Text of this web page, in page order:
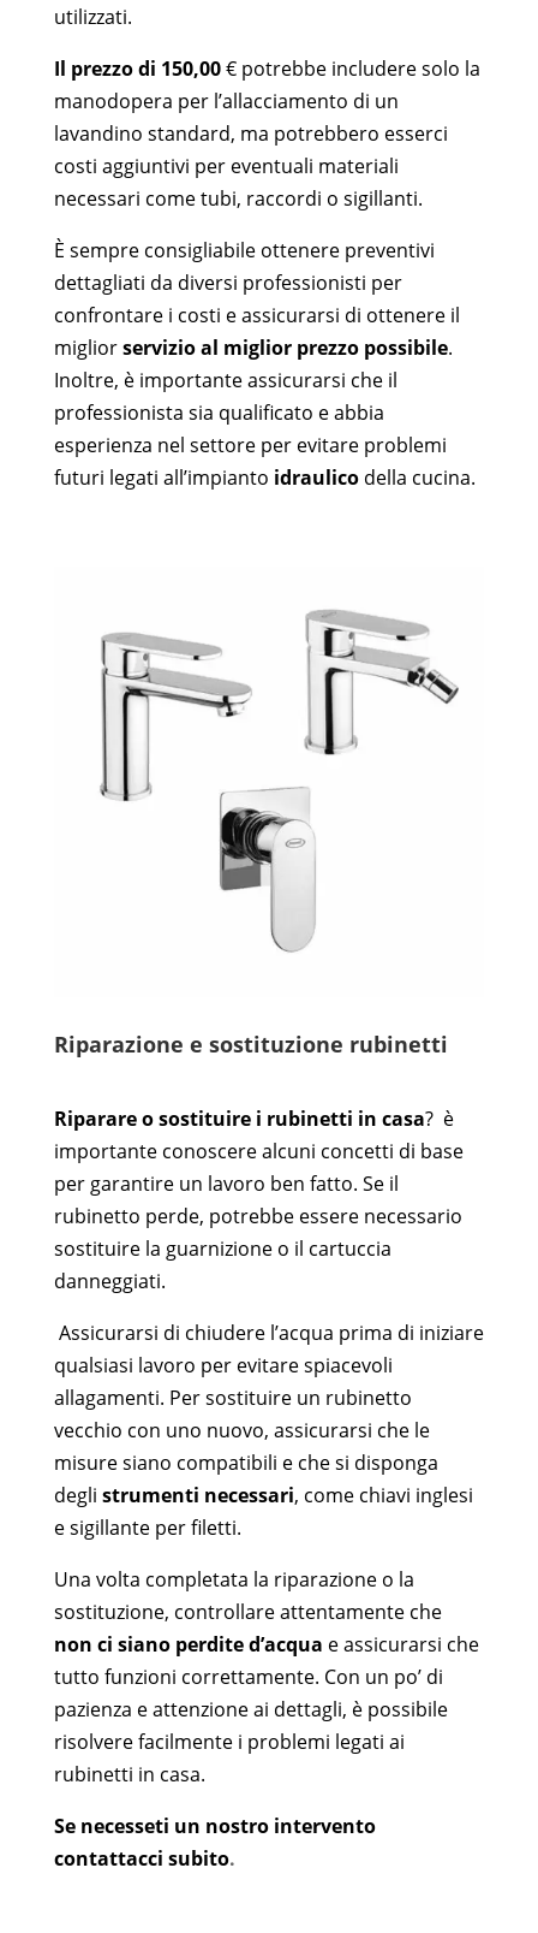
utilizzati.
Il prezzo di 150,00€ potrebbe includere solo la
manodopera per l’allacciamento di un
lavandino standard, ma potrebbero esserci
costi aggiuntivi per eventuali materiali
necessari come tubi, raccordi o sigillanti.
È sempre consigliabile ottenere preventivi
dettagliati da diversi professionisti per
confrontare i costi e assicurarsi di ottenere il
migliorservizio al miglior prezzo possibile.
Inoltre, è importante assicurarsi che il
professionista sia qualificato e abbia
esperienza nel settore per evitare problemi
futuri legati all’impianto idraulico della cucina.
Riparazione e sostituzione rubinetti
Riparare o sostituire i rubinetti in casa? è
importante conoscere alcuni concetti di base
per garantire un lavoro ben fatto. Se il
rubinetto perde, potrebbe essere necessario
sostituire la guarnizione o il cartuccia
danneggiati.
Assicurarsi di chiudere l’acqua prima di iniziare
qualsiasi lavoro per evitare spiacevoli
allagamenti. Per sostituire un rubinetto
vecchio con uno nuovo, assicurarsi che le
misure siano compatibili e che si disponga
degli strumenti necessari, come chiavi inglesi
e sigillante per filetti.
Una volta completata la riparazione o la
sostituzione, controllare attentamente che
non ci siano perdite d’acqua e assicurarsi che
tutto funzioni correttamente. Con un po’ di
pazienza e attenzione ai dettagli, è possibile
risolvere facilmente i problemi legati ai
rubinetti in casa.
Se necesseti un nostro intervento
contattacci subito.